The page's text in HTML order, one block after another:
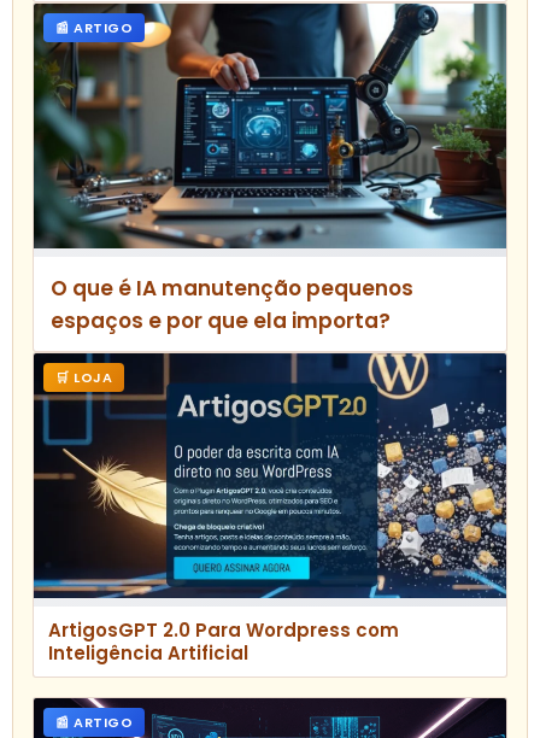
📰 ARTIGO
O que é IA manutenção pequenos
espaços e por que ela importa?
🛒 LOJA
ArtigosGPT 2.0 Para Wordpress com
Inteligência Artificial
📰 ARTIGO